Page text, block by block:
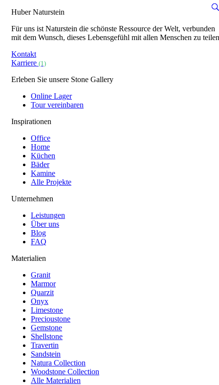
Huber Naturstein
Für uns ist Naturstein die schönste Ressource der Welt, verbunden
mit dem Wunsch, dieses Lebensgefühl mit allen Menschen zu
Kontakt
Karriere (1)
Erleben Sie unsere Stone Gallery
Online Lager
Tour vereinbaren
Inspirationen
Office
Home
Küchen
Bäder
Kamine
Alle Projekte
Unternehmen
Leistungen
Über uns
Blog
FAQ
Materialien
Granit
Marmor
Quarzit
Onyx
Limestone
Precioustone
Gemstone
Shellstone
Travertin
Sandstein
Natura Collection
Woodstone Collection
Alle Materialien